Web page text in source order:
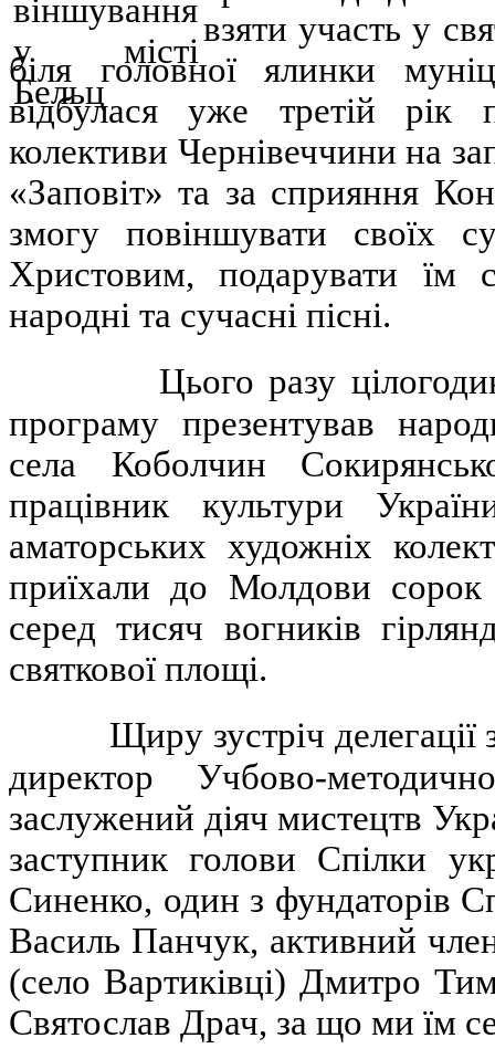
взяти участь у
біля головної ялинки
відбулася уже третій рік
колективи Чернівеччини на
«Заповіт» та за сприяння
змогу повіншувати своїх
Христовим, подарувати їм
народні та сучасні пісні.
Цього разу
програму презентував
села Коболчин
працівник культури
аматорських художніх
приїхали до Молдови сорок
серед тисяч вогників
святкової площі.
Щиру зустріч делегації з
директор Учбово-
заслужений діяч мистецтв
заступник голови Спілки
Синенко, один з фундаторів
Василь Панчук, активний
(село Вартиківці) Дмитро
Святослав Драч, за що ми їм